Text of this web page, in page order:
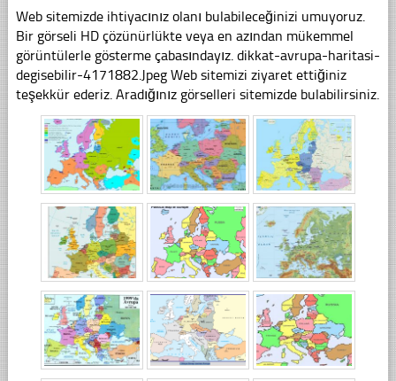
Web sitemizde ihtiyacınız olanı bulabileceğinizi umuyoruz.
Bir görseli HD çözünürlükte veya en azından mükemmel
görüntülerle gösterme çabasındayız. dikkat-avrupa-haritasi-
degisebilir-4171882.Jpeg Web sitemizi ziyaret ettiğiniz
teşekkür ederiz. Aradığınız görselleri sitemizde bulabilirsiniz.